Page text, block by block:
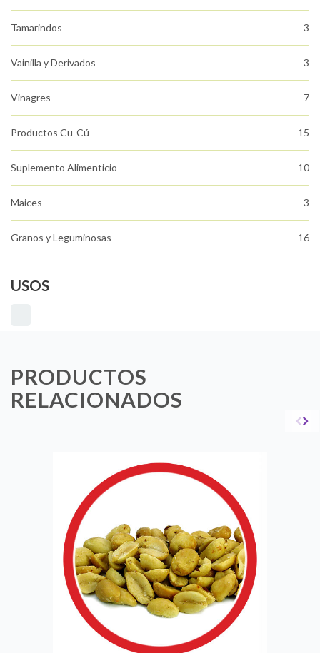
Tamarindos 3
Vainilla y Derivados 3
Vinagres 7
Productos Cu-Cú 15
Suplemento Alimenticio 10
Maices 3
Granos y Leguminosas 16
USOS
PRODUCTOS
RELACIONADOS